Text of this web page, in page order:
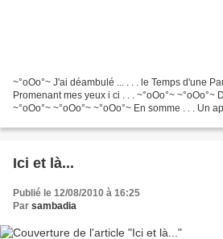
~°oOo°~ J'ai déambulé ... . . . le Temps d'une
Promenant mes yeux i ci . . . ~°oOo°~ ~°oOo°~
~°oOo°~ ~°oOo°~ ~°oOo°~ En somme . . . Un
Ici et là...
Publié le 12/08/2010 à 16:25
Par sambadia